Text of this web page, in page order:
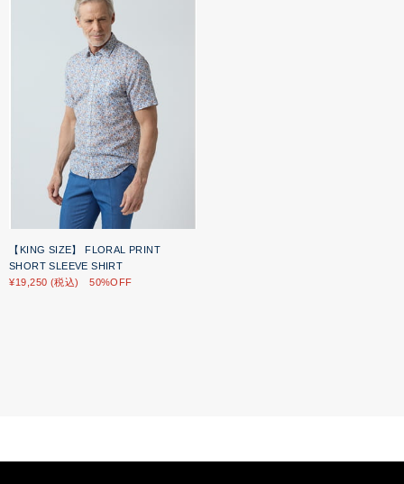
【KING SIZE】 FLORAL PRINT
SHORT SLEEVE SHIRT
¥19,250 (税込) 50%OFF